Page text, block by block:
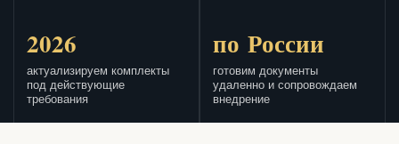
2026
актуализируем комплекты
под действующие
требования
по России
готовим документы
удаленно и сопровождаем
внедрение